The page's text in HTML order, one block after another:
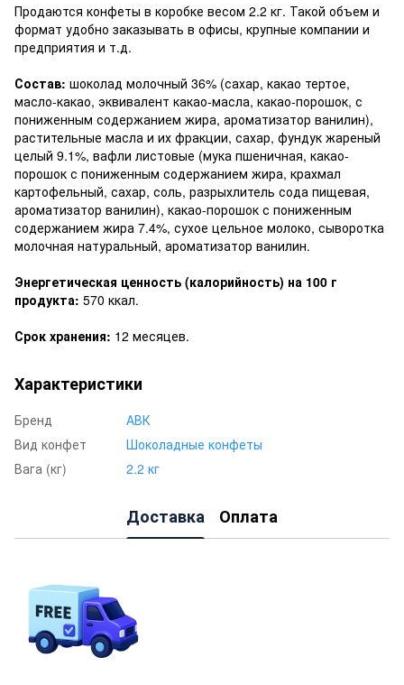
Продаются конфеты в коробке весом 2.2 кг. Такой объем и
формат удобно заказывать в офисы, крупные компании и
предприятия и т.д.
Состав: шоколад молочный 36% (сахар, какао тертое,
масло-какао, эквивалент какао-масла, какао-порошок, с
пониженным содержанием жира, ароматизатор ванилин),
растительные масла и их фракции, сахар, фундук жареный
целый 9.1%, вафли листовые (мука пшеничная, какао-
порошок с пониженным содержанием жира, крахмал
картофельный, сахар, соль, разрыхлитель сода пищевая,
ароматизатор ванилин), какао-порошок с пониженным
содержанием жира 7.4%, сухое цельное молоко, сыворотка
молочная натуральный, ароматизатор ванилин.
Энергетическая ценность (калорийность) на 100 г
продукта: 570 ккал.
Срок хранения: 12 месяцев.
Характеристики
Бренд
АВК
Вид конфет
Шоколадные конфеты
Вага (кг)
2.2 кг
Доставка Оплата